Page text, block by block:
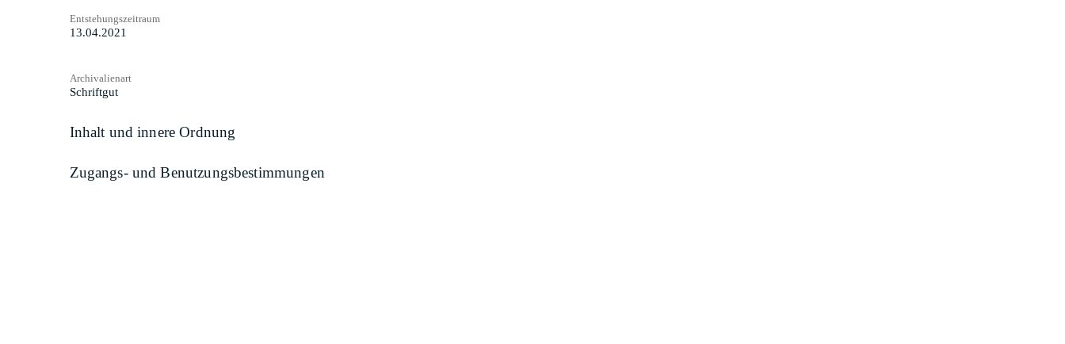
Entstehungszeitraum
13.04.2021
Archivalienart
Schriftgut
Inhalt und innere Ordnung
Zugangs- und Benutzungsbestimmungen